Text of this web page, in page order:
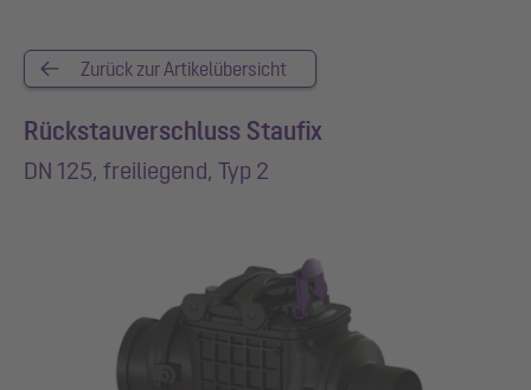
Zurück zur Artikelübersicht
Rückstauverschluss Staufix
DN 125, freiliegend, Typ 2